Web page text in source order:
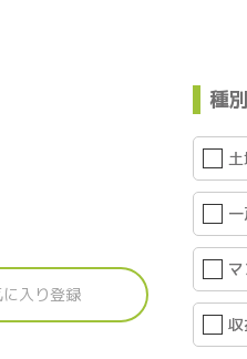
に入り登録
種